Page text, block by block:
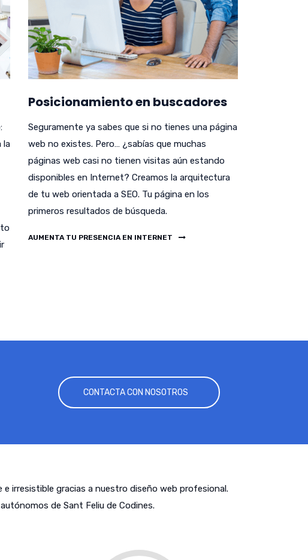
la
Posicionamiento en buscadores
Seguramente ya sabes que si no tienes una página
web no existes. Pero… ¿sabías que muchas
páginas web casi no tienen visitas aún estando
disponibles en Internet? Creamos la arquitectura
de tu web orientada a SEO. Tu página en los
primeros resultados de búsqueda.
AUMENTA TU PRESENCIA EN INTERNET
CONTACTA CON NOSOTROS
irresistible gracias a nuestro diseño web profesional.
de Sant Feliu de Codines.